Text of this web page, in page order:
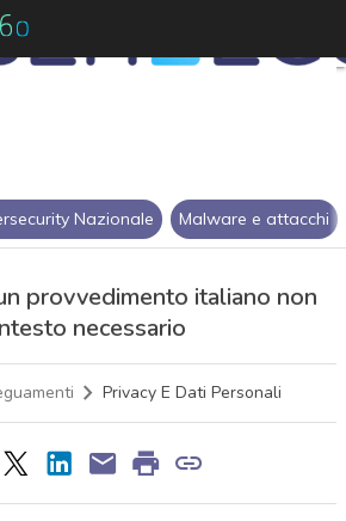
Nazionale Malware e attacchi
provvedimento italiano non
necessario
Privacy E Dati Personali